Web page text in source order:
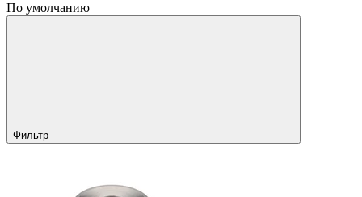
По умолчанию
Фильтр